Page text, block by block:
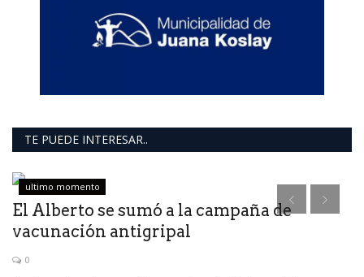
TE PUEDE INTERESAR..
ultimo momento
El Alberto se sumó a la campaña de
vacunación antigripal
0